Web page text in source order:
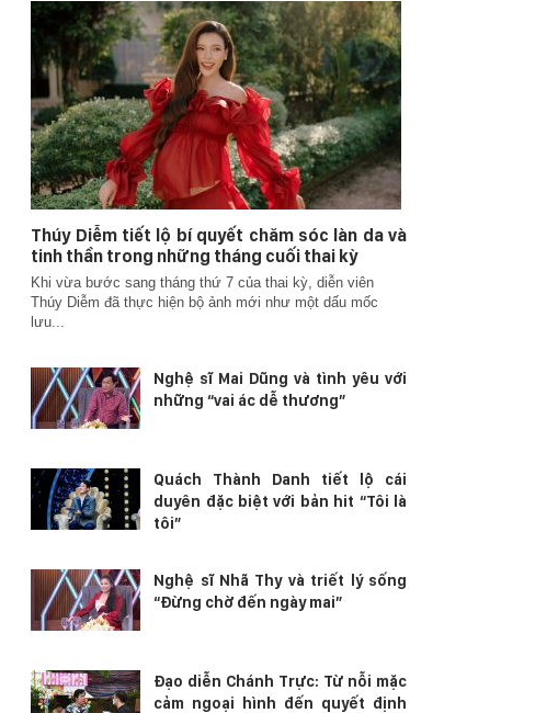
Thúy Diễm tiết lộ bí quyết chăm sóc làn da và
tinh thần trong những tháng cuối thai kỳ
Khi vừa bước sang tháng thứ 7 của thai kỳ, diễn viên
Thúy Diễm đã thực hiện bộ ảnh mới như một dấu mốc
lưu...
Nghệ sĩ Mai Dũng và tình yêu với
những “vai ác dễ thương”
Quách Thành Danh tiết lộ cái
duyên đặc biệt với bản hit “Tôi là
tôi”
Nghệ sĩ Nhã Thy và triết lý sống
“Đừng chờ đến ngày mai”
Đạo diễn Chánh Trực: Từ nỗi mặc
cảm ngoại hình đến quyết định